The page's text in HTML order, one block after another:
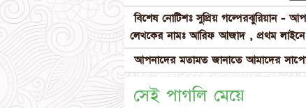
বিশেষ নোটিশঃ সুপ্রিয় গল্পেরঝুরিয়ান -
লেখকের নামঃ আরিফ আজাদ , প্রথম লাইনে
আপনাদের মতামত জানাতে আমাদের
সেই পাগলি মেয়ে